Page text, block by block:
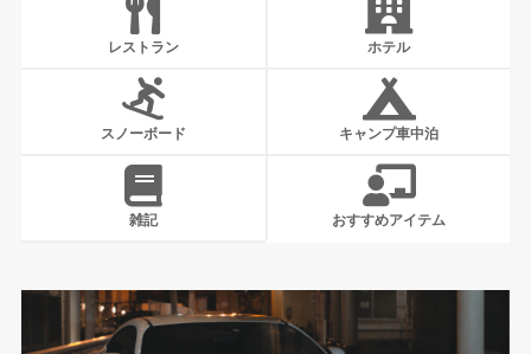
レストラン ホテル
スノーボード キャンプ車中泊
雑記 おすすめアイテム